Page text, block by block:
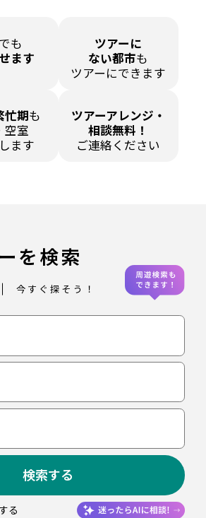
も
ます
ツアーに
ない都市も
ツアーにできます
忙期 も
空室
ます
ツアーアレンジ・
相談無料！
ご連絡ください
を検索
今すぐ探そう！
検索する
る